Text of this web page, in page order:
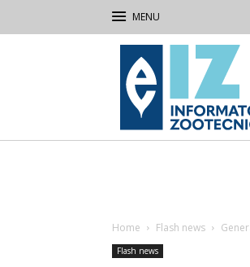
IZ
Informatore
Zootecnico
Home Flash news
Flash news